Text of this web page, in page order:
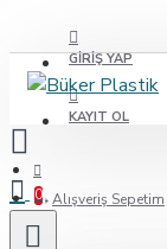
GIRIŞ YAP
KAYIT OL
0 Alışveriş Sepetim